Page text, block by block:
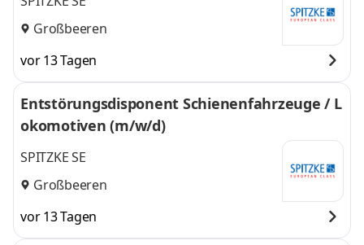
Großbeeren
vor 13 Tagen
Entstörungsdisponent Schienenfahrzeuge / L
okomotiven (m/w/d)
SPITZKE SE
Großbeeren
vor 13 Tagen